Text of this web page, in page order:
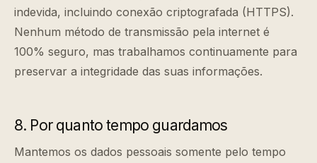
indevida, incluindo conexão criptografada (HTTPS).
Nenhum método de transmissão pela internet é
100% seguro, mas trabalhamos continuamente para
preservar a integridade das suas informações.
8. Por quanto tempo guardamos
Mantemos os dados pessoais somente pelo tempo